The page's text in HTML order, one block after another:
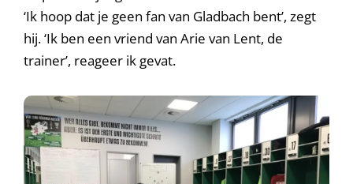
‘Ik hoop dat je geen fan van Gladbach bent’, zegt
hij. ‘Ik ben een vriend van Arie van Lent, de
trainer’, reageer ik gevat.